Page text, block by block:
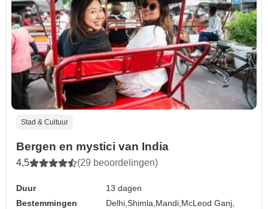
Stad & Cultuur
Bergen en mystici van India
4,5 (29 beoordelingen)
Duur
13 dagen
Bestemmingen
Delhi,Shimla,Mandi,McLeod Ganj,